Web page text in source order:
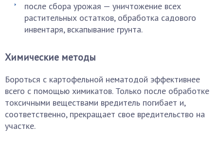
после сбора урожая — уничтожение всех
растительных остатков, обработка садового
инвентаря, вскапывание грунта.
Химические методы
Бороться с картофельной нематодой эффективнее
всего с помощью химикатов. Только после обработке
токсичными веществами вредитель погибает и,
соответственно, прекращает свое вредительство на
участке.